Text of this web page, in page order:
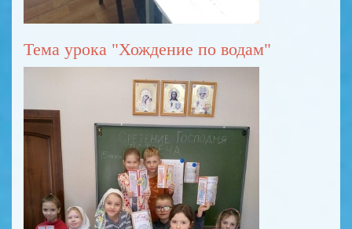
Тема урока "Хождение по водам"